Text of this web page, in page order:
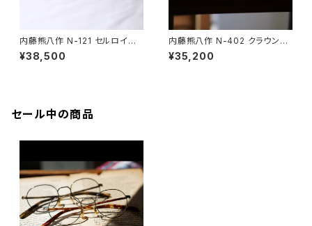
内藤熊八作 N-121 セルロイド
クラウンパント 黒縁フレーム
¥38,500
内藤熊八作 N-402 クラウンパ
ント スモールサイズ 小ぶり 小さ
なサイズ
¥35,200
セール中の商品